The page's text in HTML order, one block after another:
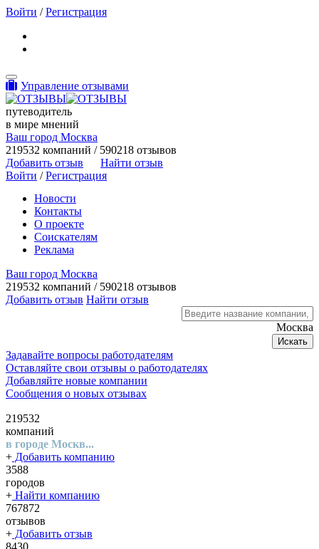
Войти /Регистрация
Toggle navigation
Управление отзывами
путеводитель
в мире мнений
Ваш город Москва
219532 компаний / 590218 отзывов
Добавить отзыв
Найти отзыв
Войти /Регистрация
Новости
Контакты
О проекте
Соискателям
Реклама
Ваш город Москва
219532 компаний / 590218 отзывов
Добавить отзыв Найти отзыв
Москва
Искать
Задавайте вопросы работодателям
Оставляйте свои отзывы о работодателях
Добавляйте новые компании
Сообщения о новых отзывах
219532
компаний
в городе Москв...
+ Добавить компанию
3588
городов
+ Найти компанию
767872
отзывов
+ Добавить отзыв
8430